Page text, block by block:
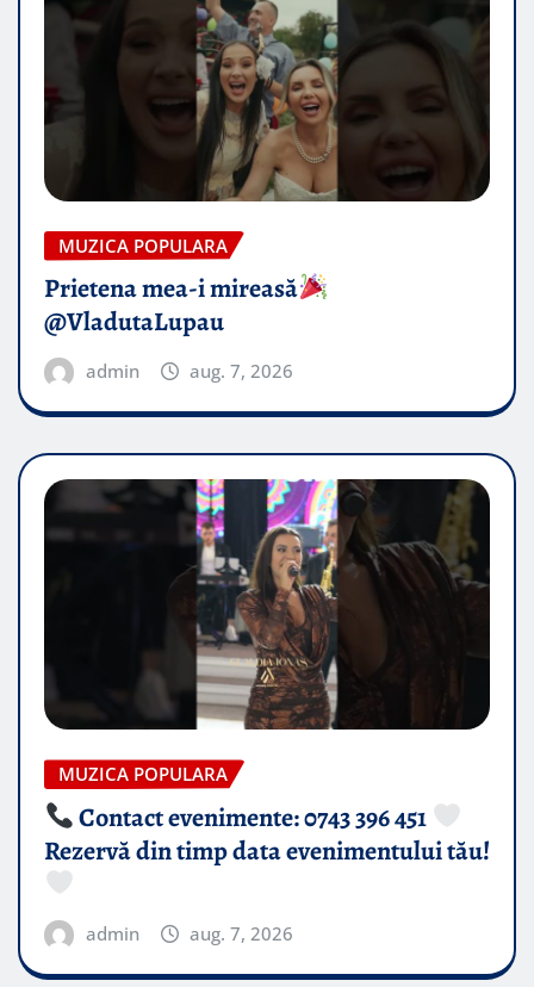
MUZICA POPULARA
Prietena mea-i mireasă​
@VladutaLupau
admin aug. 7, 2026
MUZICA POPULARA
Contact evenimente: 0743 396 451
Rezervă din timp data evenimentului tău!
admin aug. 7, 2026